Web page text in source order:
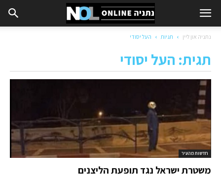
נתניה און ליין תגיות העל יסודי
תגית: העל יסודי
חדשות מהעיר
משטרת ישראל נגד תופעת הליצנים